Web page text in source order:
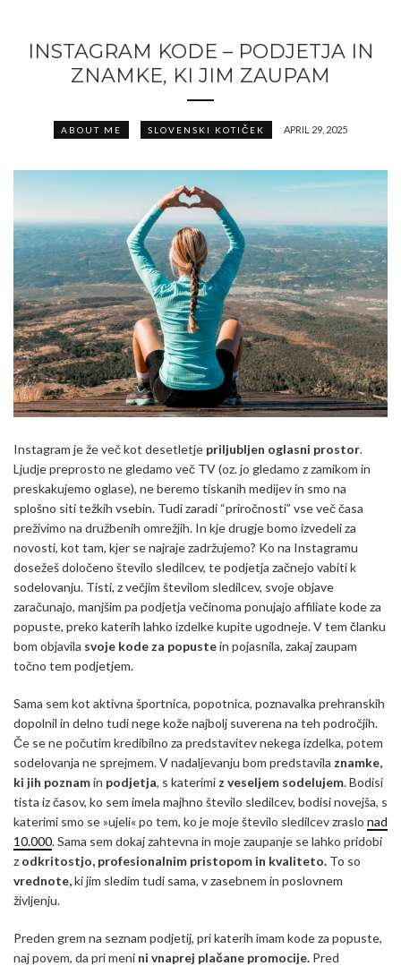
INSTAGRAM KODE – PODJETJA IN
ZNAMKE, KI JIM ZAUPAM
ABOUT ME SLOVENSKI KOTIČEK APRIL 29, 2025
Instagram je že več kot desetletje priljubljen oglasni prostor.
Ljudje preprosto ne gledamo več TV (oz. jo gledamo z zamikom in
preskakujemo oglase), ne beremo tiskanih medijev in smo na
splošno siti težkih vsebin. Tudi zaradi “priročnosti” vse več časa
preživimo na družbenih omrežjih. In kje drugje bomo izvedeli za
novosti, kot tam, kjer se najraje zadržujemo? Ko na Instagramu
dosežeš določeno število sledilcev, te podjetja začnejo vabiti k
sodelovanju. Tisti, z večjim številom sledilcev, svoje objave
zaračunajo, manjšim pa podjetja večinoma ponujajo affiliate kode za
popuste, preko katerih lahko izdelke kupite ugodneje. V tem članku
bom objavila svoje kode za popustein pojasnila, zakaj zaupam
točno tem podjetjem.
Sama sem kot aktivna športnica, popotnica, poznavalka prehranskih
dopolnil in delno tudi nege kože najbolj suverena na teh področjih.
Če se ne počutim kredibilno za predstavitev nekega izdelka, potem
sodelovanja ne sprejmem. V nadaljevanju bom predstavila znamke,
ki jih poznamin podjetja, s katerimi z veseljem sodelujem. Bodisi
tista iz časov, ko sem imela majhno število sledilcev, bodisi novejša, s
katerimi smo se »ujeli« po tem, ko je moje število sledilcev zraslo nad
10.000. Sama sem dokaj zahtevna in moje zaupanje se lahko pridobi
z odkritostjo, profesionalnim pristopom in kvaliteto. To so
vrednote,ki jim sledim tudi sama, v zasebnem in poslovnem
življenju.
Preden grem na seznam podjetij, pri katerih imam kode za popuste,
naj povem, da pri meni ni vnaprej plačane promocije. Pred